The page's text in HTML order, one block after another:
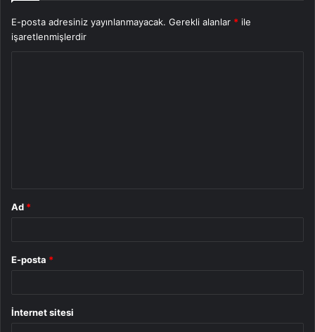
E-posta adresiniz yayınlanmayacak. Gerekli alanlar * ile
işaretlenmişlerdir
Ad *
E-posta *
İnternet sitesi